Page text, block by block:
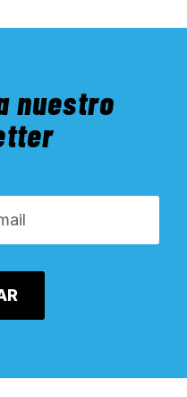
nuestro